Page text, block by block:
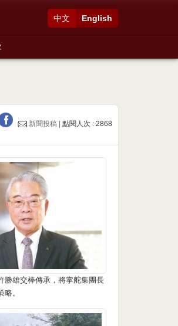
English
中文
新聞投稿 |點閱人次 : 2868
勝雄交棒傳承，將掌舵集團長
。